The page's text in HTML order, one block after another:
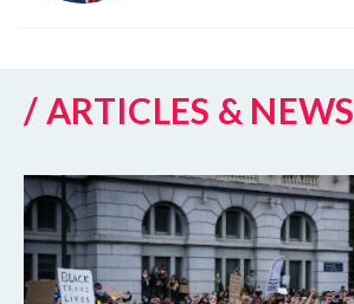
/ ARTICLES & NEWS